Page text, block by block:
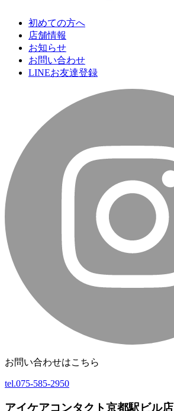
初めての方へ
店舗情報
お知らせ
お問い合わせ
LINEお友達登録
お問い合わせはこちら
tel.075-585-2950
アイケアコンタクト京都駅ビル店